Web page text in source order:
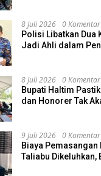
8 Juli 2026 0 Komentar
Polisi Libatkan Dua
Jadi Ahli dalam
8 Juli 2026 0 Komentar
Bupati Haltim
dan Honorer Tak
9 Juli 2026 0 Komentar
Biaya Pemasangan
Taliabu Dikeluhkan,